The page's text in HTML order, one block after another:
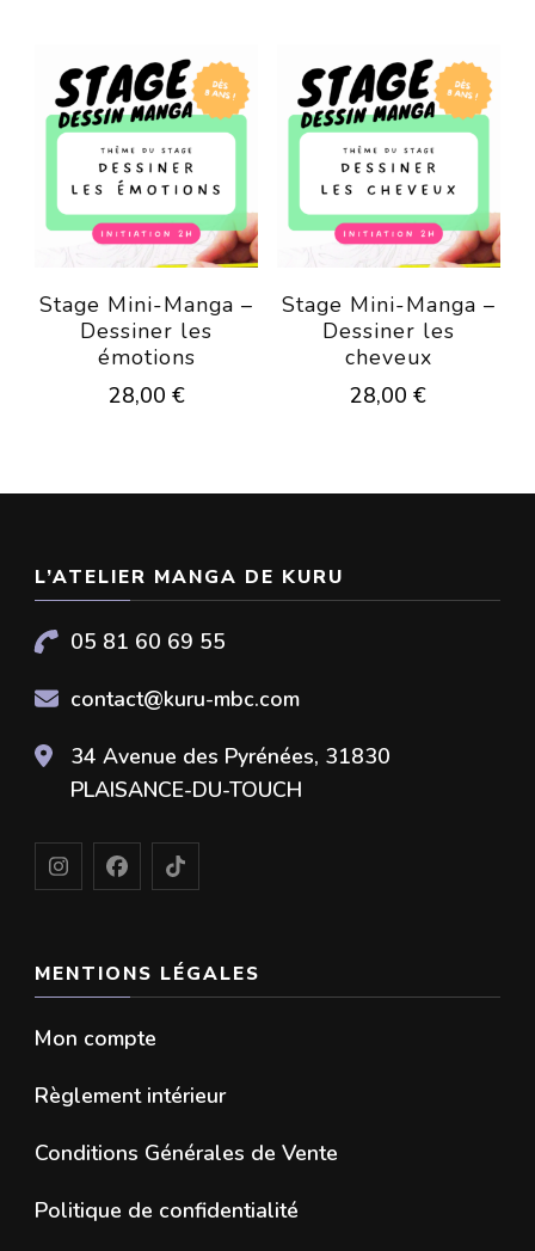
Stage Mini-Manga –
Dessiner les
émotions
28,00 €
plusieurs
variations.
Les
options
être
sur
la
du
produit
Stage Mini-Manga –
Dessiner les
cheveux
28,00€
variations.
L’ATELIER MANGA DE KURU
05 81 60 69 55
contact@kuru-mbc.com
34 Avenue des Pyrénées, 31830
PLAISANCE-DU-TOUCH
MENTIONS LÉGALES
Mon compte
Règlement intérieur
Conditions Générales de Vente
Politique de confidentialité